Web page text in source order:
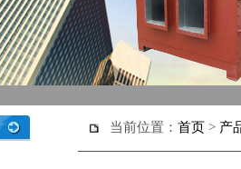
当前位置： 首页 > 产